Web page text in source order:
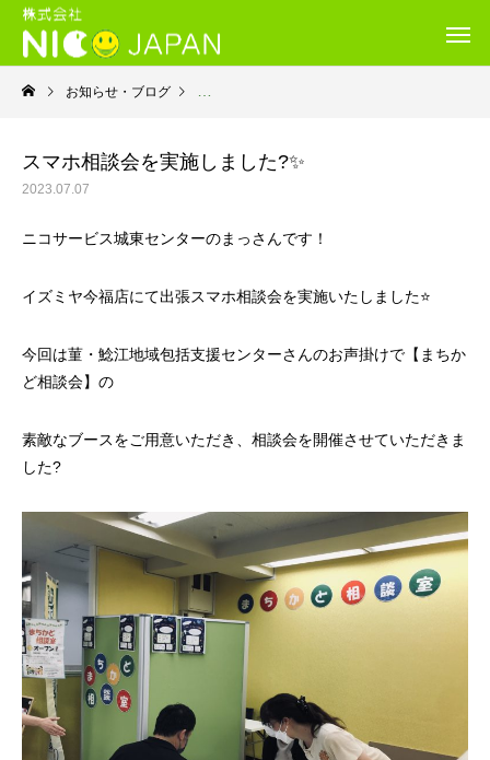
お知らせ・ブログ 就労移行支援・ニコサービス城東センター
スマホ相談会を実施しました?✨
2023.07.07
ニコサービス城東センターのまっさんです！
イズミヤ今福店にて出張スマホ相談会を実施いたしました⭐
今回は菫・鯰江地域包括支援センターさんのお声掛けで【まちか
ど相談会】の
素敵なブースをご用意いただき、相談会を開催させていただきま
した?